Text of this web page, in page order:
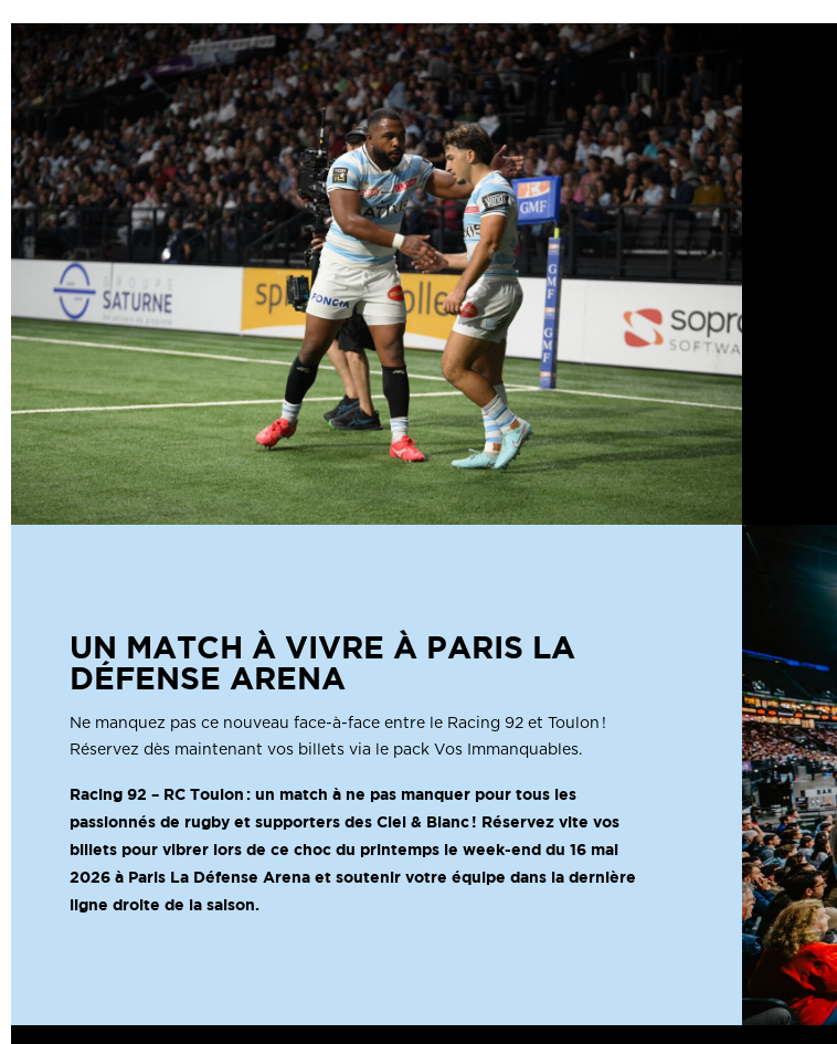
UN MATCH À VIVRE À PARIS LA
DÉFENSE ARENA
Ne manquez pas ce nouveau face-à-face entre le Racing 92 et Toulon !
Réservez dès maintenant vos billets via le pack Vos Immanquables.
Racing 92 – RC Toulon : un match à ne pas manquer pour tous les
passionnés de rugby et supporters des Ciel & Blanc ! Réservez vite vos
billets pour vibrer lors de ce choc du printemps le week-end du 16 mai
2026 à Paris La Défense Arena et soutenir votre équipe dans la dernière
ligne droite de la saison.